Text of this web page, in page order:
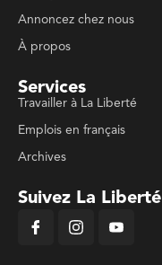
Annoncez chez nous
À propos
Services
Travailler à La Liberté
Emplois en français
Archives
Suivez La Liberté